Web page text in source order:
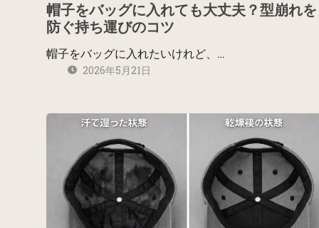
帽子をバッグに入れても大丈夫？型崩れを
防ぐ持ち運びのコツ
帽子をバッグに入れたいけれど、…
2026年5月21日